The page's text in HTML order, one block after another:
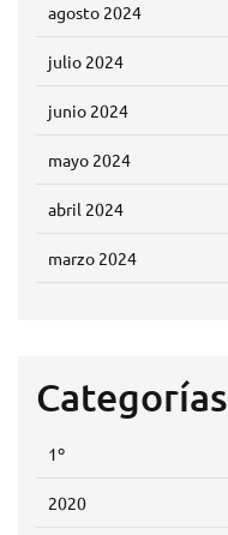
agosto 2024
julio 2024
junio 2024
mayo 2024
abril 2024
marzo 2024
Categorías
1º
2020